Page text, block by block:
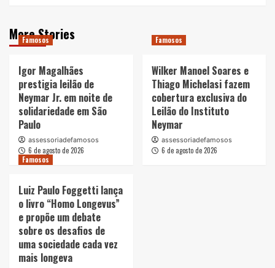
More Stories
Famosos
Igor Magalhães
prestigia leilão de
Neymar Jr. em noite de
solidariedade em São
Paulo
assessoriadefamosos
6 de agosto de 2026
Famosos
Wilker Manoel Soares e
Thiago Michelasi fazem
cobertura exclusiva do
Leilão do Instituto
Neymar
assessoriadefamosos
6 de agosto de 2026
Famosos
Luiz Paulo Foggetti lança
o livro “Homo Longevus”
e propõe um debate
sobre os desafios de
uma sociedade cada vez
mais longeva